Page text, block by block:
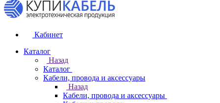
Кабинет
Каталог
Назад
Каталог
Кабели, провода и аксессуары
Назад
Кабели, провода и аксессуары